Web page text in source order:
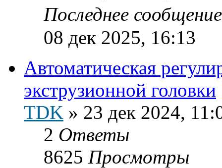
Последнее
08 дек 2025, 16:13
Автоматическая
экструзионной головки
TDK » 23 дек 2024,
2 Ответы
8625 Просмотры